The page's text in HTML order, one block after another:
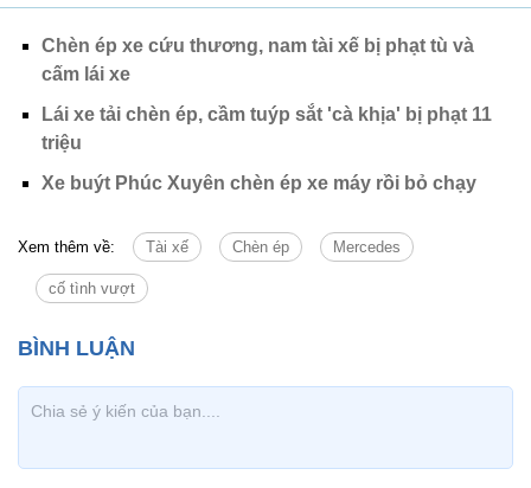
Chèn ép xe cứu thương, nam tài xế bị phạt tù và
cấm lái xe
Lái xe tải chèn ép, cầm tuýp sắt 'cà khịa' bị phạt 11
triệu
Xe buýt Phúc Xuyên chèn ép xe máy rồi bỏ chạy
Xem thêm về: Tài xế Chèn ép Mercedes
cố tình vượt